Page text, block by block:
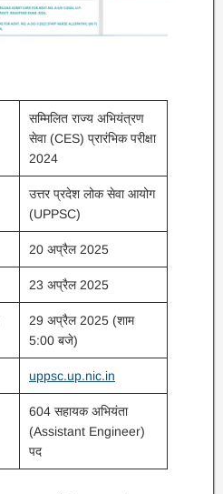
सम्मिलित राज्य अभियंत्रण
सेवा (CES) प्रारंभिक परीक्षा
2024
उत्तर प्रदेश लोक सेवा आयोग
(UPPSC)
20 अप्रैल 2025
23 अप्रैल 2025
29 अप्रैल 2025 (शाम
5:00 बजे)
uppsc.up.nic.in
604 सहायक अभियंता
(Assistant Engineer)
पद